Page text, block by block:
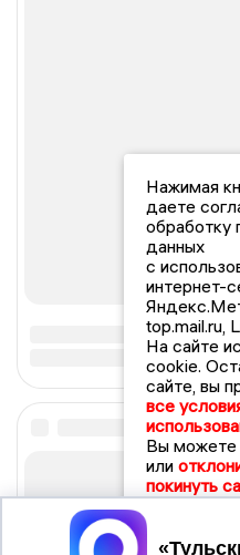
Нажимая
даете
обработку
данных
с
интернет-
top.mail.ru,
На сайте
cookie.
сайте, вы
все
Вы можете
или
покинуть